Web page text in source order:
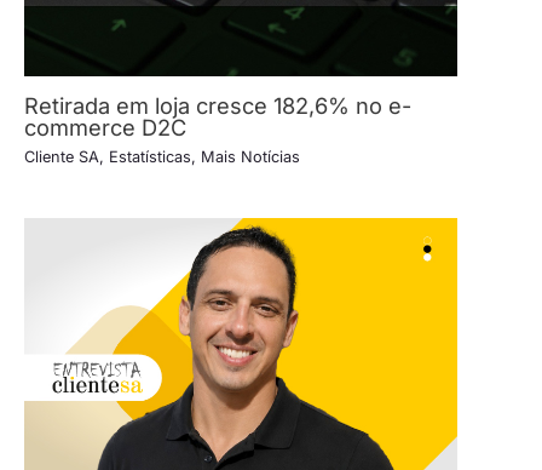
Retirada em loja cresce 182,6% no e-
commerce D2C
Cliente SA, Estatísticas, Mais Notícias